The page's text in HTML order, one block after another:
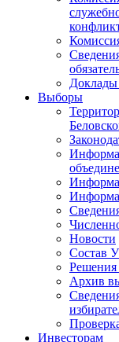
Выборы
Новости
Состав
Архив
Инвесторам